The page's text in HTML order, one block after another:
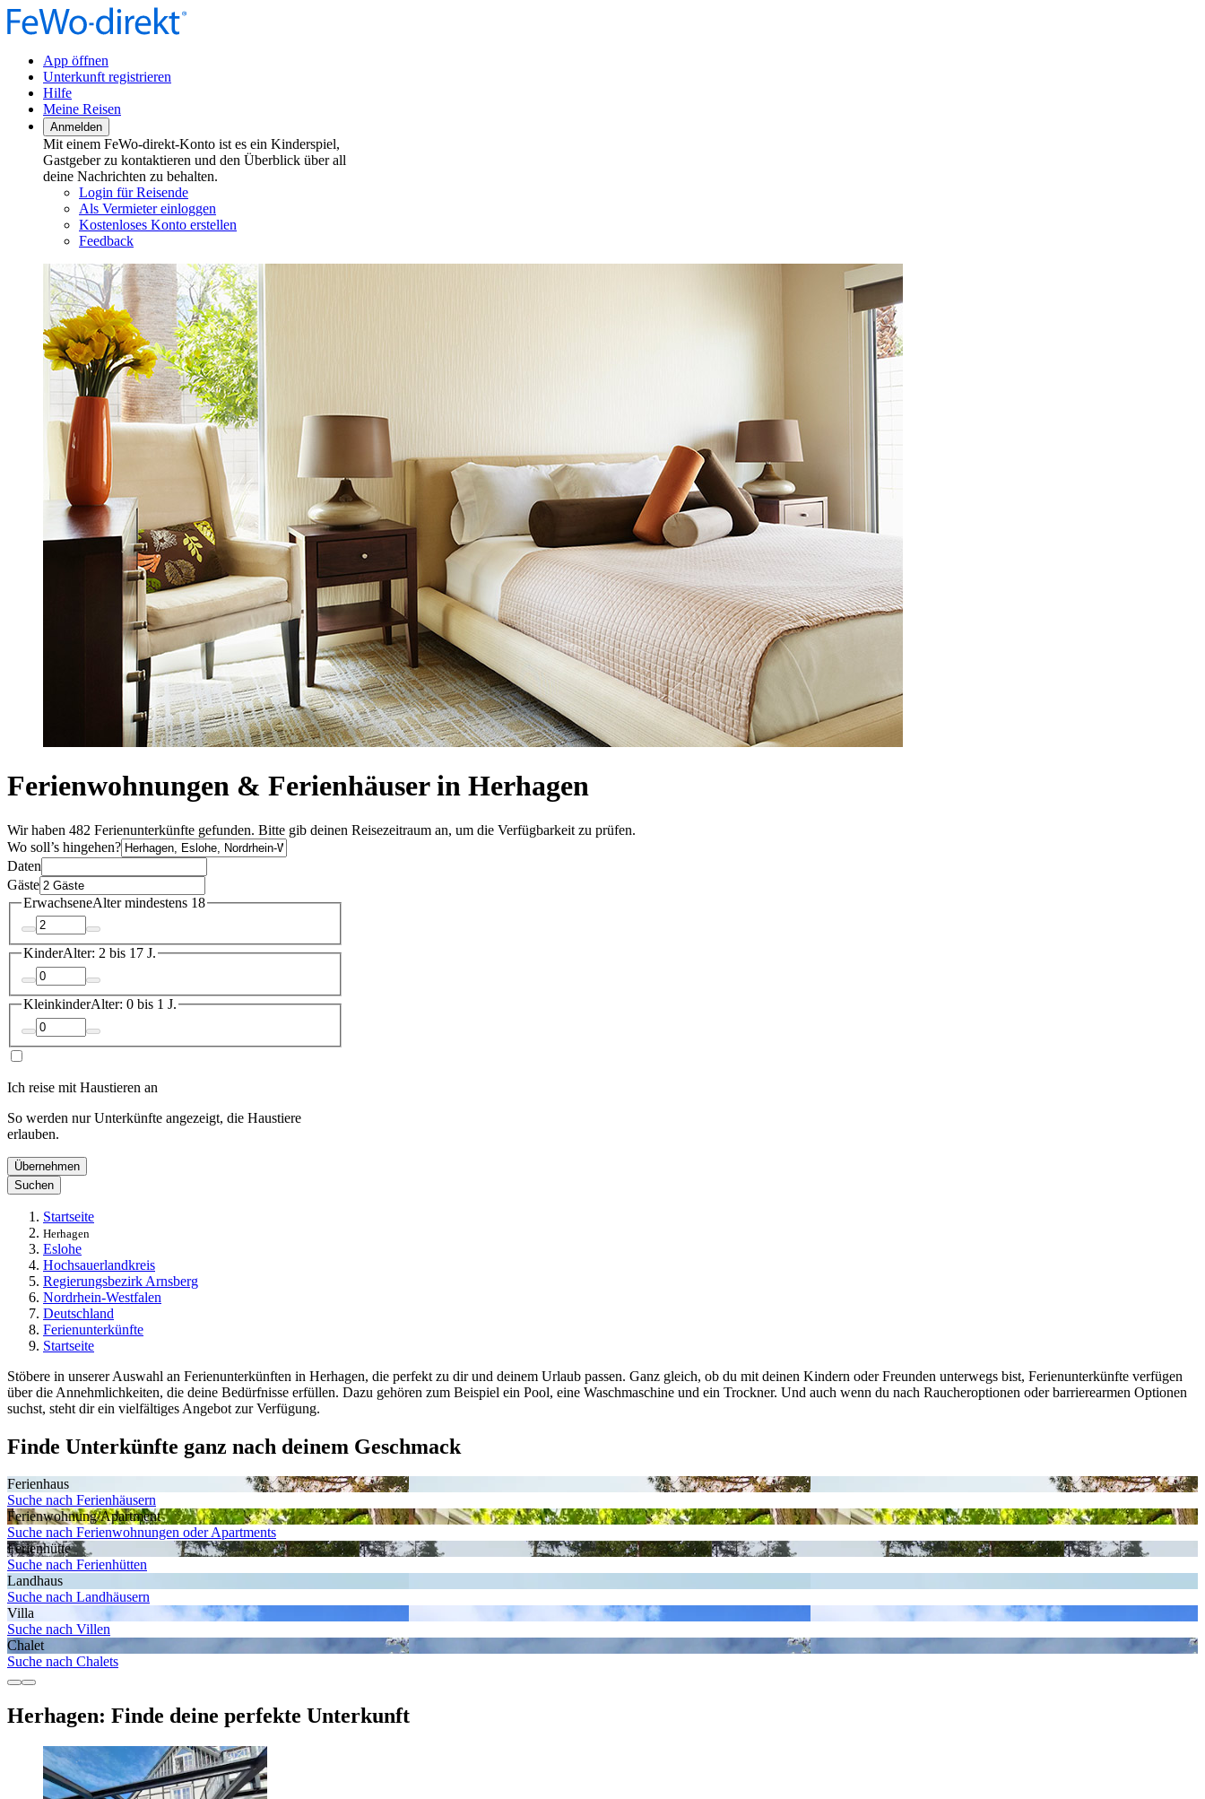
App öffnen
Unterkunft registrieren
Hilfe
Meine Reisen
Anmelden
Mit einem FeWo-direkt-Konto ist es ein Kinderspiel,
Gastgeber zu kontaktieren und den Überblick über all
deine Nachrichten zu behalten.
Login für Reisende
Als Vermieter einloggen
Kostenloses Konto erstellen
Feedback
Ferienwohnungen & Ferienhäuser in Herhagen
Wir haben 482 Ferienunterkünfte gefunden. Bitte gib deinen Reisezeitraum an, um die Verfügbarkeit zu prüfen.
Wo soll’s hingehen?
Daten
Gäste
ErwachseneAlter mindestens 18
KinderAlter: 2 bis 17 J.
KleinkinderAlter: 0 bis 1 J.
Ich reise mit Haustieren an
So werden nur Unterkünfte angezeigt, die Haustiere
erlauben.
Übernehmen
Suchen
Startseite
Herhagen
Eslohe
Hochsauerlandkreis
Regierungsbezirk Arnsberg
Nordrhein-Westfalen
Deutschland
Ferienunterkünfte
Startseite
Stöbere in unserer Auswahl an Ferienunterkünften in Herhagen, die perfekt zu dir und deinem Urlaub passen. Ganz gleich, ob du mit deinen Kindern oder Freunden unterwegs bist, Ferienunterkünfte verfügen
über die Annehmlichkeiten, die deine Bedürfnisse erfüllen. Dazu gehören zum Beispiel ein Pool, eine Waschmaschine und ein Trockner. Und auch wenn du nach Raucheroptionen oder barrierearmen Optionen
suchst, steht dir ein vielfältiges Angebot zur Verfügung.
Finde Unterkünfte ganz nach deinem Geschmack
Ferienhaus
Suche nach Ferienhäusern
Ferienwohnung/Apartment
Suche nach Ferienwohnungen oder Apartments
Ferienhütte
Suche nach Ferienhütten
Landhaus
Suche nach Landhäusern
Villa
Suche nach Villen
Chalet
Suche nach Chalets
Herhagen: Finde deine perfekte Unterkunft